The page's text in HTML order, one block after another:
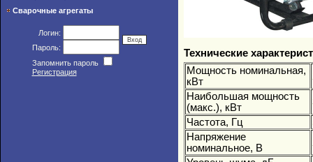
Сварочные агрегаты
Логин:
Пароль:
Запомнить пароль
Регистрация
Технические
Мощность номинальная,
кВт
Наибольшая мощность
(макс.), кВт
Частота, Гц
Напряжение
номинальное, В